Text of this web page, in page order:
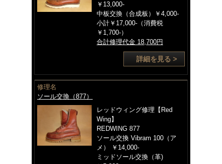
￥13,000-
中板交換（合成板）￥4,000-
小計￥17,000-（消費税
￥1,700-）
合計修理代金 18,700円
詳細を見る >
修理名
ソール交換（877）
レッドウィング修理【Red
Wing】
REDWING 877
ソール交換 Vibram 100（ア
メ） ￥14,000-
ミッドソール交換（革)